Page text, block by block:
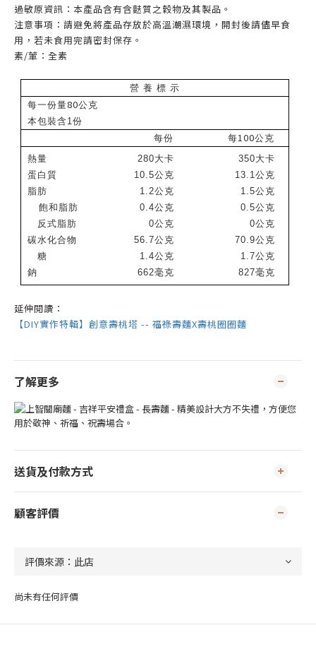
過敏原資訊：本產品含有含麩質之穀物及其製品。
注意事項：請避免將產品存放於高溫潮濕環境，開封後請儘早食
用，若未食用完請密封保存。
素/葷：全素
營 養 標 示
每一份量80公克
本包裝含1份
每份
每100公克
熱量
蛋白質
脂肪
飽和脂肪
反式脂肪
碳水化合物
糖
鈉
280大卡
10.5公克
1.2公克
0.4公克
0公克
56.7公克
1.4公克
662毫克
350大卡
13.1公克
1.5公克
0.5公克
0公克
70.9公克
1.7公克
827毫克
延伸閱讀：
【DIY實作特輯】創意壽桃塔 -- 福祿壽麵X壽桃圈圈麵
了解更多
送貨及付款方式
顧客評價
尚未有任何評價